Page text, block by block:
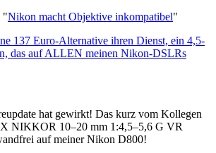
"Nikon macht Objektive inkompatibel"
137 Euro-Alternative ihren Dienst, ein 4,5-
das auf ALLEN meinen Nikon-DSLRs
hat gewirkt! Das kurz vom Kollegen
NIKKOR 10–20 mm 1:4,5–5,6 G VR
auf meiner Nikon D800!